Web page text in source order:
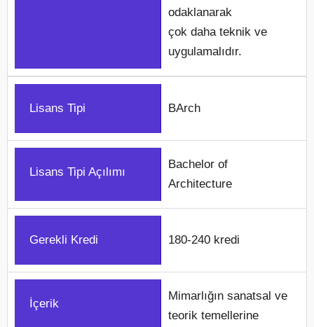
odaklanarak
çok daha teknik ve
uygulamalıdır.
Lisans Tipi BArch
Lisans Tipi Açılımı
Bachelor of
Architecture
Gerekli Kredi 180-240 kredi
İçerik
Mimarlığın sanatsal ve
teorik temellerine